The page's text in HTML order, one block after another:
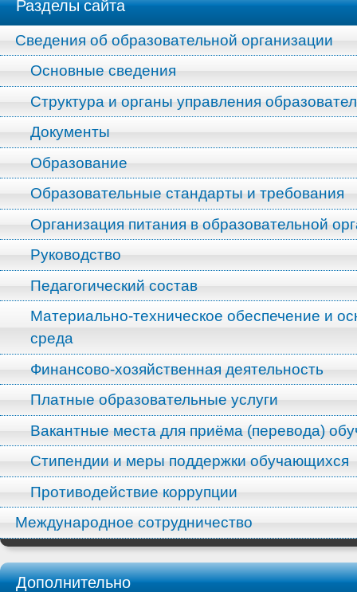
Разделы сайта
Сведения об образовательной организации
Основные сведения
Структура и органы управления
Документы
Образование
Образовательные стандарты и требования
Организация питания в образовательной
Руководство
Педагогический состав
Материально-техническое обеспечение и
среда
Финансово-хозяйственная деятельность
Платные образовательные услуги
Вакантные места для приёма (перевода)
Стипендии и меры поддержки обучающихся
Противодействие коррупции
Международное сотрудничество
Дополнительно